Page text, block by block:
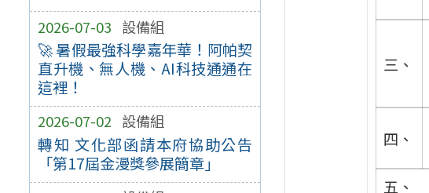
2026-07-03 設備組
🚀 暑假最強科學嘉年華！阿帕契
直升機、無人機、AI科技通通在
這裡！
2026-07-02 設備組
轉知 文化部函請本府協助公告
「第17屆金漫獎參展簡章」
三、
四、
五、